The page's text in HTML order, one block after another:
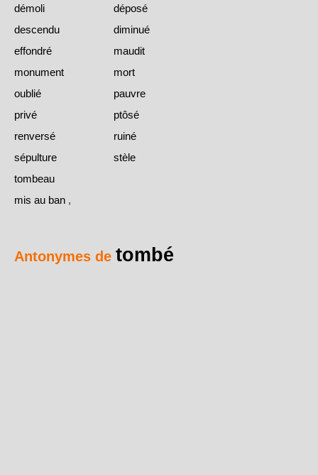
démoli
déposé
descendu
diminué
effondré
maudit
monument
mort
oublié
pauvre
privé
ptôsé
renversé
ruiné
sépulture
stèle
tombeau
mis au ban ,
Antonymes de tombé